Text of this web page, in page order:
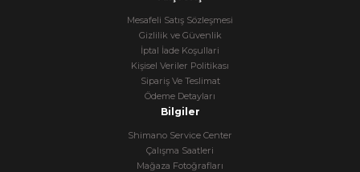
Mesafeli Satış Sözleşmesi
Gizlilik ve Güvenlik
İptal İade Koşullari
Kişisel Veriler Politikası
Sipariş Ve Teslimat
Ödeme Detayları
Bilgiler
Shimano Service Center
Çalışma Saatleri
Mağaza Fotoğrafları